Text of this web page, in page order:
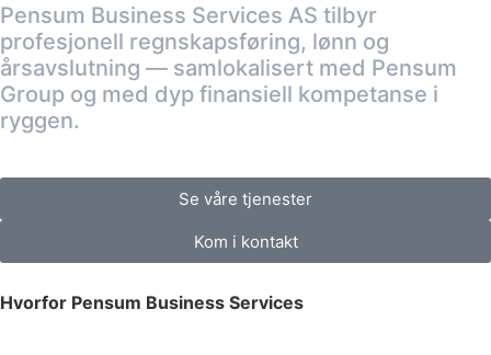
Pensum Business Services AS tilbyr
profesjonell regnskapsføring, lønn og
årsavslutning — samlokalisert med Pensum
Group og med dyp finansiell kompetanse i
ryggen.
Se våre tjenester
Kom i kontakt
Hvorfor Pensum Business Services